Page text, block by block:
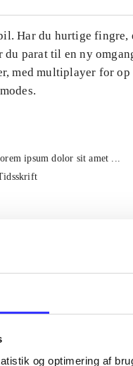
og optimering af
Har du hurtige
du parat til en ny
med multiplayer for
ipsum dolor sit amet ...